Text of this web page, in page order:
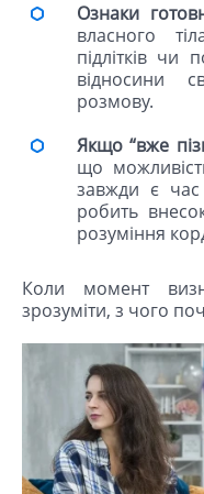
Ознаки
власного
підлітків чи
відносини
розмову.
Якщо “вже
що
завжди є
робить
розуміння
Коли момент
зрозуміти, з чого